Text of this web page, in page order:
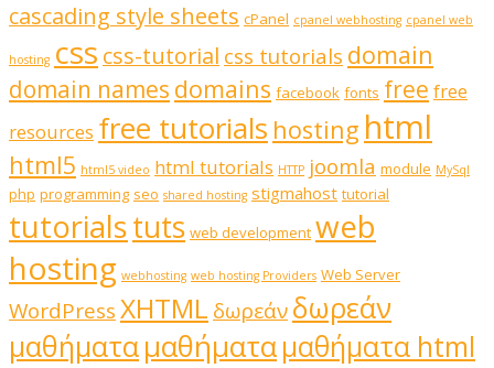
cascading style sheets cPanel cpanel webhosting cpanel web
hosting css css-tutorial css tutorials domain
domain names domains facebook fonts free free
resources free tutorials hosting html
html5 html5 video html tutorials HTTP joomla module MySql
php programming seo shared hosting stigmahost tutorial
tutorialstuts web development web
hosting webhosting web hosting Providers Web Server
WordPressXHTML δωρεάνδωρεάν
μαθήματαμαθήματαμαθήματα html